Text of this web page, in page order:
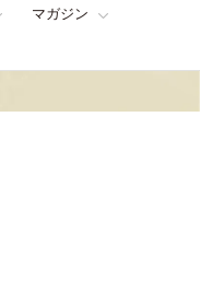
マガジン